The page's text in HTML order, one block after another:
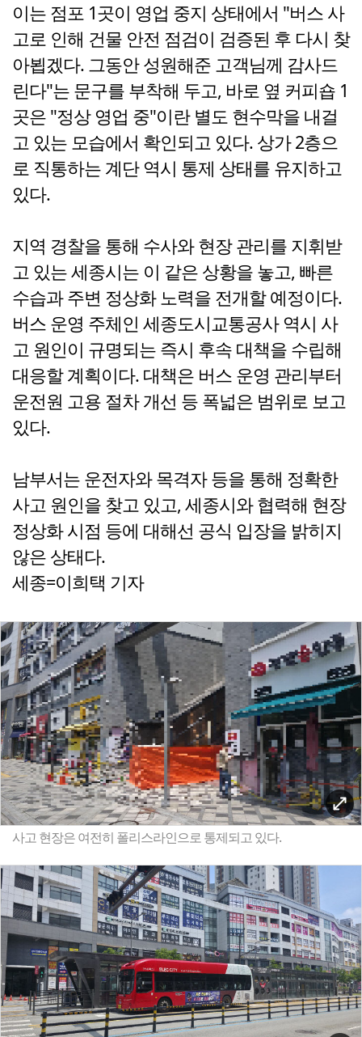
이는 점포 1곳이 영업 중지 상태에서 "버스 사
고로 인해 건물 안전 점검이 검증된 후 다시 찾
아뵙겠다. 그동안 성원해준 고객님께 감사드
린다"는 문구를 부착해 두고, 바로 옆 커피숍 1
곳은 "정상 영업 중"이란 별도 현수막을 내걸
고 있는 모습에서 확인되고 있다. 상가 2층으
로 직통하는 계단 역시 통제 상태를 유지하고
있다.
지역 경찰을 통해 수사와 현장 관리를 지휘받
고 있는 세종시는 이 같은 상황을 놓고, 빠른
수습과 주변 정상화 노력을 전개할 예정이다.
버스 운영 주체인 세종도시교통공사 역시 사
고 원인이 규명되는 즉시 후속 대책을 수립해
대응할 계획이다. 대책은 버스 운영 관리부터
운전원 고용 절차 개선 등 폭넓은 범위로 보고
있다.
남부서는 운전자와 목격자 등을 통해 정확한
사고 원인을 찾고 있고, 세종시와 협력해 현장
정상화 시점 등에 대해선 공식 입장을 밝히지
않은 상태다.
세종=이희택 기자
사고 현장은 여전히 폴리스라인으로 통제되고 있다.